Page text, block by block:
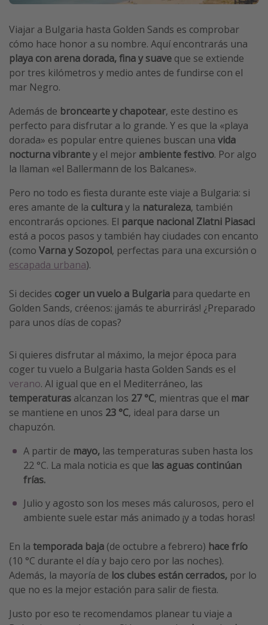
Parques de atracciones
Viaja con musicales
El Rey León el musical
Harry Potter en Londres y otros destinos
Eventos deportivos
Viajar a Bulgaria hasta Golden Sands es comprobar
cómo hace honor a su nombre. Aquí encontrarás una
playa con arena dorada, fina y suave que se extiende
por tres kilómetros y medio antes de fundirse con el
mar Negro.
Además de broncearte y chapotear, este destino es
perfecto para disfrutar a lo grande. Y es que la «playa
dorada» es popular entre quienes buscan una vida
nocturna vibrantey el mejor ambiente festivo. Por algo
la llaman «el Ballermann de los Balcanes».
Pero no todo es fiesta durante este viaje a Bulgaria: si
eres amante de la culturay la naturaleza, también
encontrarás opciones. El parque nacional Zlatni Piasaci
está a pocos pasos y también hay ciudades con encanto
(como Varna y Sozopol, perfectas para una excursión o
escapada urbana).
Si decides coger un vuelo a Bulgaria para quedarte en
Golden Sands, créenos: ¡jamás te aburrirás! ¿Preparado
para unos días de copas?
Si quieres disfrutar al máximo, la mejor época para
coger tu vuelo a Bulgaria hasta Golden Sands es el
verano. Al igual que en el Mediterráneo, las
temperaturas alcanzan los 27 °C, mientras que el mar
se mantiene en unos 23 °C, ideal para darse un
chapuzón.
A partir de mayo, las temperaturas suben hasta los
22 °C. La mala noticia es que las aguas continúan
frías.
Julio y agosto son los meses más calurosos, pero el
ambiente suele estar más animado ¡y a todas horas!
En la temporada baja (de octubre a febrero) hace frío
(10 °C durante el día y bajo cero por las noches).
Además, la mayoría de los clubes están cerrados, por lo
que no es la mejor estación para salir de fiesta.
Justo por eso te recomendamos planear tu viaje a